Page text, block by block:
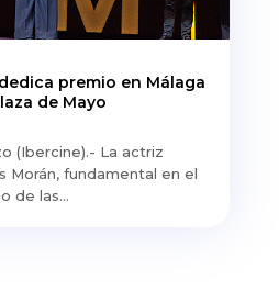
premio en Málaga
de Mayo
(Ibercine).- La actriz
Morán, fundamental en el
de las...